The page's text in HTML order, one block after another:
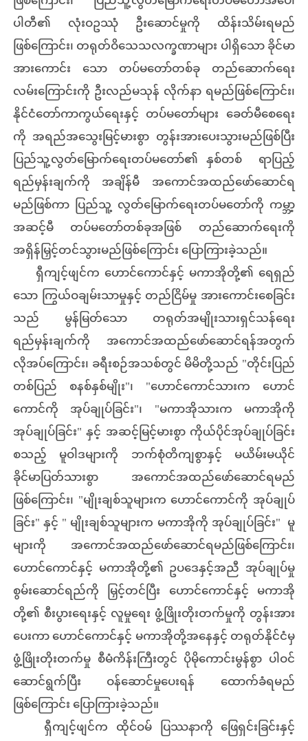
ပါတီ၏ လုံးဝဥဿုံ ဦးဆောင်မှုကို ထိန်းသိမ်းရမည်
ဖြစ်ကြောင်း၊ တရုတ်ဝိသေသလက္ခဏာများ ပါရှိသော ခိုင်မာ
အားကောင်း သော တပ်မတော်တစ်ခု တည်ဆောက်ရေး
လမ်းကြောင်းကို ဦးလည်မသုန် လိုက်နာ ရမည်ဖြစ်ကြောင်း၊
နိုင်ငံတော်ကာကွယ်ရေးနှင့် တပ်မ‌တော်များ ခေတ်မီစေရေး
ကို အရည်အသွေးမြင့်မားစွာ တွန်းအားပေးသွားမည်ဖြစ်ပြီး
ပြည်သူ့လွတ်မြောက်ရေးတပ်မတော်၏ နှစ်တစ် ရာပြည့်
ရည်မှန်းချက်ကို အချိန်မီ အကောင်အထည်ဖော်ဆောင်ရ
မည်ဖြစ်ကာ ပြည်သူ့ လွတ်မြောက်ရေးတပ်မတော်ကို ကမ္ဘာ့
အဆင့်မီ တပ်မတော်တစ်ခုအဖြစ် တည်ဆောက်ရေးကို
အရှိန်မြှင့်တင်သွားမည်ဖြစ်ကြောင်း ပြောကြားခဲ့သည်။
ရှီကျင့်ဖျင်က ဟောင်ကောင်နှင့် မကာအိုတို့၏ ရေရှည်
သော ကြွယ်ဝချမ်းသာမှုနှင့် တည်ငြိမ်မှု အားကောင်းစေခြင်း
သည် မွန်မြတ်သော တရုတ်အမျိုးသားရှင်သန်ရေး
ရည်မှန်းချက်ကို အကောင်အထည်ဖော်ဆောင်ရန်အတွက်
လိုအပ်ကြောင်း၊ ခရီးစဉ်အသစ်တွင် မိမိတို့သည် "တိုင်းပြည်
တစ်ပြည် စနစ်နှစ်မျိုး"၊ "ဟောင်ကောင်သားက ဟောင်
ကောင်ကို အုပ်ချုပ်ခြင်း"၊ "မကာအိုသားက မကာအိုကို
အုပ်ချုပ်ခြင်း" နှင့် အဆင့်မြင့်မားစွာ ကိုယ်ပိုင်အုပ်ချုပ်ခြင်း
စသည့် မူဝါဒများကို ဘက်စုံတိကျစွာနှင့် မယိမ်းမယိုင်
ခိုင်မာပြတ်သားစွာ အကောင်အထည်ဖော်ဆောင်ရမည်
ဖြစ်ကြောင်း၊ "မျိုးချစ်သူများက ဟောင်ကောင်ကို အုပ်ချုပ်
ခြင်း" နှင့် " မျိုးချစ်သူများက မကာအိုကို အုပ်ချုပ်ခြင်း" မူ
များကို အကောင်အထည်ဖော်ဆောင်ရမည်ဖြစ်ကြောင်း၊
ဟောင်ကောင်နှင့် မကာအိုတို့၏ ဥပဒေနှင့်အညီ အုပ်ချုပ်မှု
စွမ်းဆောင်ရည်ကို မြှင့်တင်ပြီး ဟောင်ကောင်နှင့် မကာအို
တို့၏ စီးပွားရေးနှင့် လူမှုရေး ဖွံ့ဖြိုးတိုးတက်မှုကို တွန်းအား
ပေးကာ ဟောင်ကောင်နှင့် မကာအိုတို့အနေနှင့် တရုတ်နိုင်ငံမှ
ဖွံ့ဖြိုးတိုးတက်မှု စီမံကိန်းကြီးတွင် ပိုမိုကောင်းမွန်စွာ ပါဝင်
ဆောင်ရွက်ပြီး ဝန်ဆောင်မှုပေးရန် ထောက်ခံရမည်
ဖြစ်ကြောင်း ပြောကြားခဲ့သည်။
ရှီကျင့်ဖျင်က ထိုင်ဝမ် ပြဿနာကို ဖြေရှင်းခြင်းနှင့်